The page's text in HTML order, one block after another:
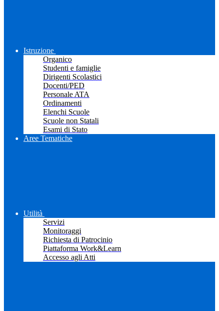
Istruzione
Organico
Studenti e famiglie
Dirigenti Scolastici
Docenti/PED
Personale ATA
Ordinamenti
Elenchi Scuole
Scuole non Statali
Esami di Stato
Aree Tematiche
Utilità
Servizi
Monitoraggi
Richiesta di Patrocinio
Piattaforma Work&Learn
Accesso agli Atti